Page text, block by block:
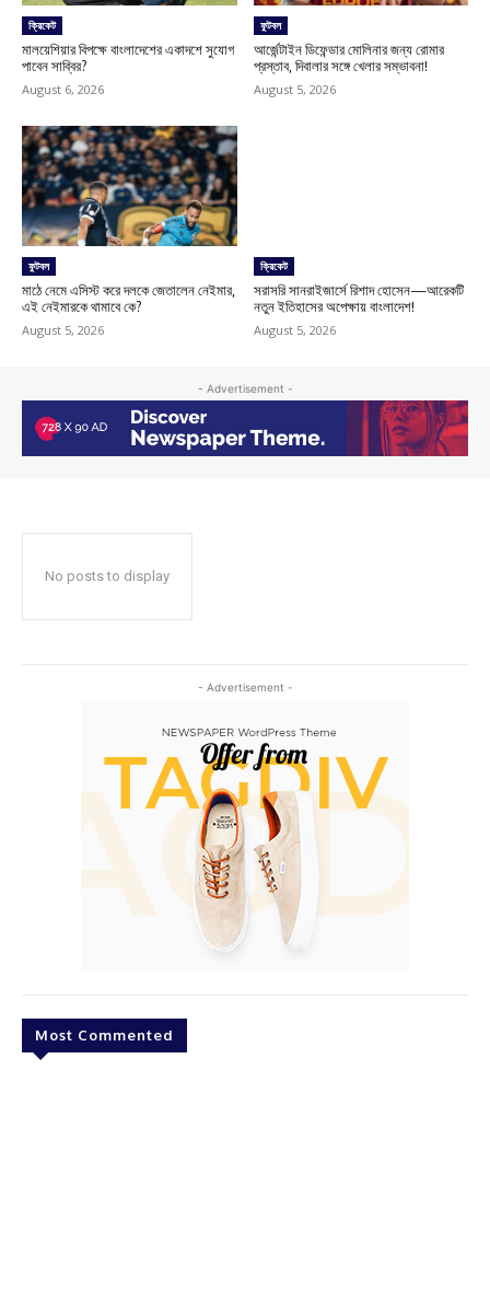
ক্রিকেট
মালয়েশিয়ার বিপক্ষে বাংলাদেশের একাদশে সুযোগ
পাবেন সাব্বির?
August 6, 2026
ফুটবল
আর্জেন্টাইন ডিফেন্ডার মোলিনার জন্য রোমার
প্রস্তাব, দিবালার সঙ্গে খেলার সম্ভাবনা!
August 5, 2026
ফুটবল
মাঠে নেমে এসিস্ট করে দলকে জেতালেন নেইমার,
এই নেইমারকে থামাবে কে?
August 5, 2026
ক্রিকেট
সরাসরি সানরাইজার্সে রিশাদ হোসেন—আরেকটি
নতুন ইতিহাসের অপেক্ষায় বাংলাদেশ!
August 5, 2026
- Advertisement -
- Advertisement -
Most Commented
No posts to display